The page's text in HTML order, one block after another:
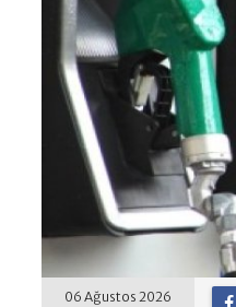
06 Ağustos 2026